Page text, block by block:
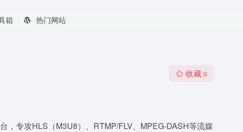
箱 热门网站
收藏 0
，专攻HLS（M3U8）、RTMP/FLV、MPEG-DASH等流媒